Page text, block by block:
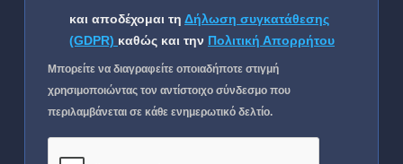
και αποδέχομαι τη Δήλωση συγκατάθεσης
(GDPR) καθώς και την Πολιτική Απορρήτου
Μπορείτε να διαγραφείτε οποιαδήποτε στιγμή
χρησιμοποιώντας τον αντίστοιχο σύνδεσμο που
περιλαμβάνεται σε κάθε ενημερωτικό δελτίο.